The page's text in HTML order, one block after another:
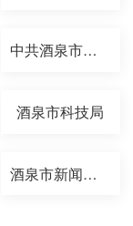
中共酒泉市委机构编制...
酒泉市科技局
酒泉市新闻出版局